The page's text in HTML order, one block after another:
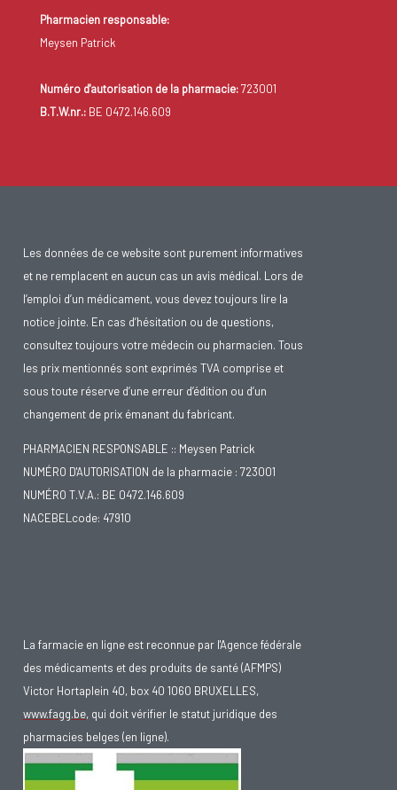
Pharmacien responsable:
Meysen Patrick
Numéro d'autorisation de la pharmacie:723001
B.T.W.nr.:BE 0472.146.609
Les données de ce website sont purement informatives
et ne remplacent en aucun cas un avis médical. Lors de
l’emploi d’un médicament, vous devez toujours lire la
notice jointe. En cas d’hésitation ou de questions,
consultez toujours votre médecin ou pharmacien. Tous
les prix mentionnés sont exprimés TVA comprise et
sous toute réserve d’une erreur d’édition ou d’un
changement de prix émanant du fabricant.
PHARMACIEN RESPONSABLE :: Meysen Patrick
NUMÉRO D'AUTORISATION de la pharmacie : 723001
NUMÉRO T.V.A.: BE 0472.146.609
NACEBELcode: 47910
La farmacie en ligne est reconnue par l'Agence fédérale
des médicaments et des produits de santé (AFMPS)
Victor Hortaplein 40, box 40 1060 BRUXELLES,
www.fagg.be, qui doit vérifier le statut juridique des
pharmacies belges (en ligne).